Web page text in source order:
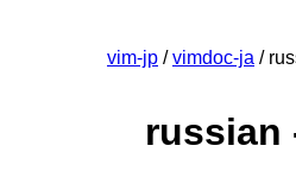
vim-jp /vimdoc-ja /
russian